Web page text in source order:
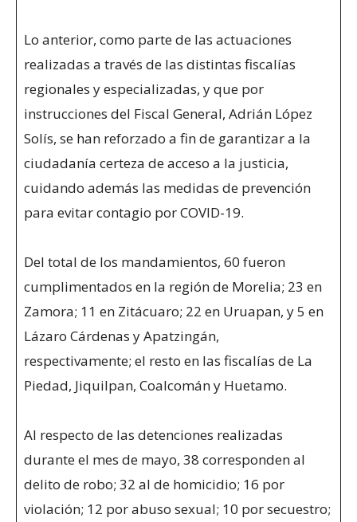
Lo anterior, como parte de las actuaciones
realizadas a través de las distintas fiscalías
regionales y especializadas, y que por
instrucciones del Fiscal General, Adrián López
Solís, se han reforzado a fin de garantizar a la
ciudadanía certeza de acceso a la justicia,
cuidando además las medidas de prevención
para evitar contagio por COVID-19.
Del total de los mandamientos, 60 fueron
cumplimentados en la región de Morelia; 23 en
Zamora; 11 en Zitácuaro; 22 en Uruapan, y 5 en
Lázaro Cárdenas y Apatzingán,
respectivamente; el resto en las fiscalías de La
Piedad, Jiquilpan, Coalcomán y Huetamo.
Al respecto de las detenciones realizadas
durante el mes de mayo, 38 corresponden al
delito de robo; 32 al de homicidio; 16 por
violación; 12 por abuso sexual; 10 por secuestro;